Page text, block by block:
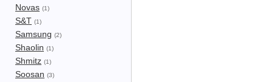
Novas (1)
S&T (1)
Samsung (2)
Shaolin (1)
Shmitz (1)
Soosan (3)